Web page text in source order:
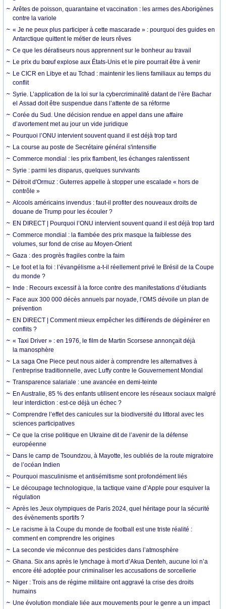
Arêtes de poisson, quarantaine et vaccination : les armes des Aborigènes
contre la variole
« Je ne peux plus participer à cette mascarade » : pourquoi des guides en
Antarctique quittent le métier de leurs rêves
Ce que les dératiseurs nous apprennent sur le bonheur au travail
Le prix du bœuf explose aux États-Unis et le pire pourrait être à venir
Le CICR en Libye et au Tchad : maintenir les liens familiaux au temps du
conflit
Syrie. L’application de la loi sur la cybercriminalité datant de l’ère Bachar
el Assad doit être suspendue dans l’attente de sa réforme
Corée du Sud. Une décision rendue en appel dans une affaire
d’avortement met au jour un vide juridique
Pourquoi l’ONU intervient souvent quand il est déjà trop tard
La course au poste de Secrétaire général s'intensifie
Commerce mondial : les prix flambent, les échanges ralentissent
Syrie : parmi les disparus, quelques survivants
Détroit d'Ormuz : Guterres appelle à stopper une escalade « hors de
contrôle »
Alcools américains invendus : faut-il profiter des nouveaux droits de
douane de Trump pour les écouler ?
EN DIRECT | Pourquoi l’ONU intervient souvent quand il est déjà trop tard
Commerce mondial : la flambée des prix masque la faiblesse des
volumes, sur fond de crise au Moyen-Orient
Gaza : des progrès fragiles contre la faim
Le foot et la foi : l’évangélisme a-t-il réellement privé le Brésil de la Coupe
du monde ?
Inde : Recours excessif à la force contre des manifestations d’étudiants
Face aux 300 000 décès annuels par noyade, l’OMS dévoile un plan de
prévention
EN DIRECT | Comment mieux empêcher les différends de dégénérer en
conflits ?
« Taxi Driver » : en 1976, le film de Martin Scorsese annonçait déjà
la manosphère
La saga One Piece peut nous aider à comprendre les alternatives à
l’entreprise traditionnelle, avec Luffy contre le Gouvernement Mondial
Transparence salariale : une avancée en demi-teinte
En Australie, 85 % des enfants utilisent encore les réseaux sociaux malgré
leur interdiction : est-ce déjà un échec ?
Comprendre l’effet des canicules sur la biodiversité du littoral avec les
sciences participatives
Ce que la crise politique en Ukraine dit de l’avenir de la défense
européenne
Dans le camp de Tsoundzou, à Mayotte, les oubliés de la route migratoire
de l’océan Indien
Pourquoi masculinisme et antisémitisme sont profondément liés
Le découpage technologique, la tactique vaine d’Apple pour esquiver la
régulation
Après les Jeux olympiques de Paris 2024, quel héritage pour la sécurité
des évènements sportifs ?
Le racisme à la Coupe du monde de football est une triste réalité :
comment en comprendre les origines
La seconde vie méconnue des pesticides dans l’atmosphère
Ghana. Six ans après le lynchage à mort d’Akua Denteh, aucune loi n’a
encore été adoptée pour criminaliser les accusations de sorcellerie
Niger : Trois ans de régime militaire ont aggravé la crise des droits
humains
Une évolution mondiale liée aux mouvements pour le genre a un impact